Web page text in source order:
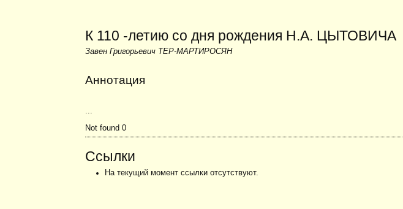
К 110 -летию со дня рождения Н.А. ЦЫТОВИЧА
Завен Григорьевич ТЕР-МАРТИРОСЯН
Аннотация
...
Not found 0
Ссылки
На текущий момент ссылки отсутствуют.